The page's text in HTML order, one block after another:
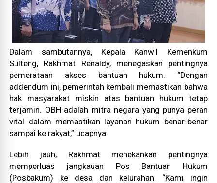
Dalam sambutannya, Kepala Kanwil Kemenkum
Sulteng, Rakhmat Renaldy, menegaskan pentingnya
pemerataan akses bantuan hukum. “Dengan
addendum ini, pemerintah kembali memastikan bahwa
hak masyarakat miskin atas bantuan hukum tetap
terjamin. OBH adalah mitra negara yang punya peran
vital dalam memastikan layanan hukum benar-benar
sampai ke rakyat,” ucapnya.
Lebih jauh, Rakhmat menekankan pentingnya
memperluas jangkauan Pos Bantuan Hukum
(Posbakum) ke desa dan kelurahan. “Kami ingin